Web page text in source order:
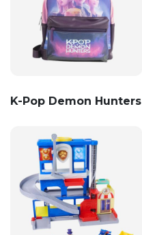
K-Pop Demon Hunters